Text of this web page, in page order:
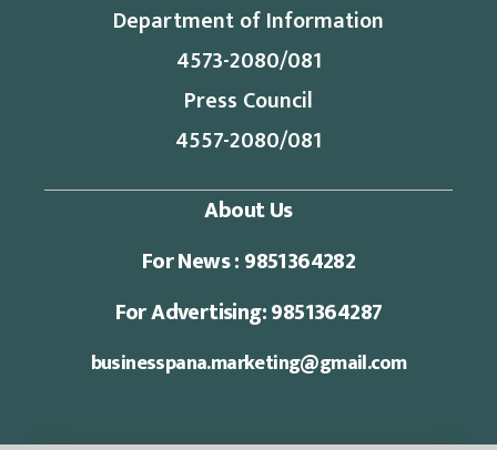
Department of Information
4573-2080/081
Press Council
4557-2080/081
About Us
For News : 9851364282
For Advertising: 9851364287
businesspana.marketing@gmail.com